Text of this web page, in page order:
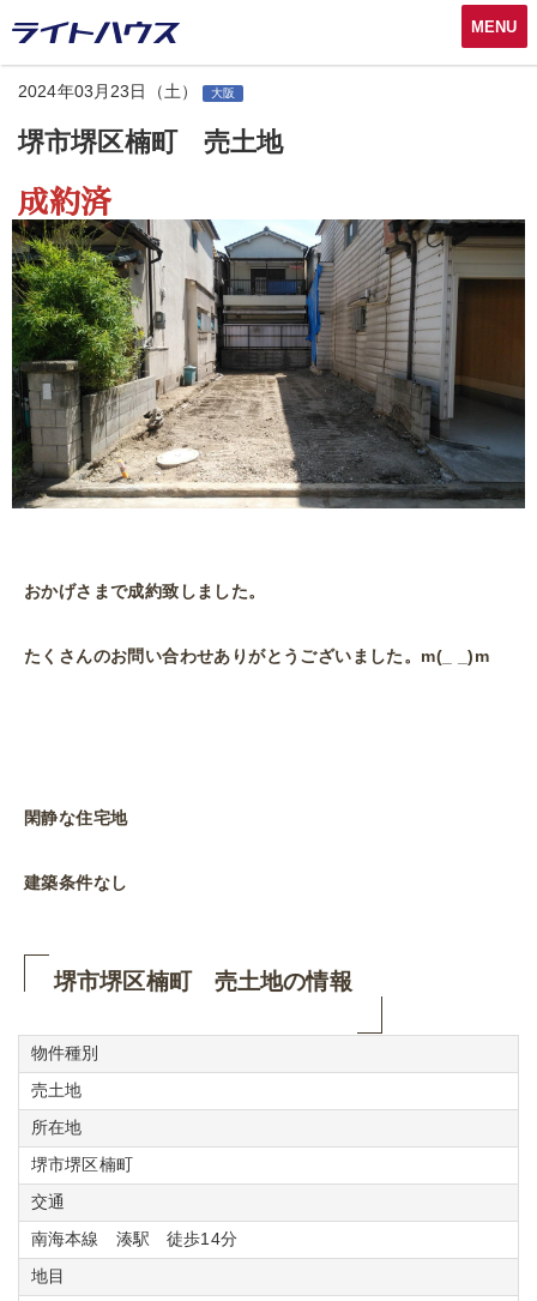
MENU
2024年03月23日（土） 大阪
堺市堺区楠町 売土地
成約済
おかげさまで成約致しました。
たくさんのお問い合わせありがとうございました。m(_ _)m
閑静な住宅地
建築条件なし
堺市堺区楠町 売土地の情報
物件種別
売土地
所在地
堺市堺区楠町
交通
南海本線 湊駅 徒歩14分
地目